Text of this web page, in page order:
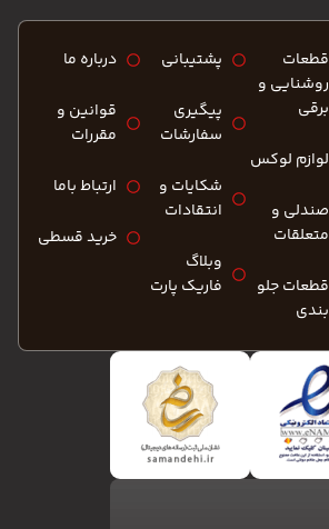
قطعات
روشنایی و
برقی
لوازم لوکس
صندلی و
متعلقات
قطعات جلو
بندی
پشتیبانی
پیگیری
سفارشات
شکایات و
انتقادات
وبلاگ
فاریک پارت
درباره ما
قوانین و
مقررات
ارتباط باما
خرید قسطی